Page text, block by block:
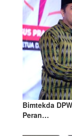
Bimtekda
Peran…